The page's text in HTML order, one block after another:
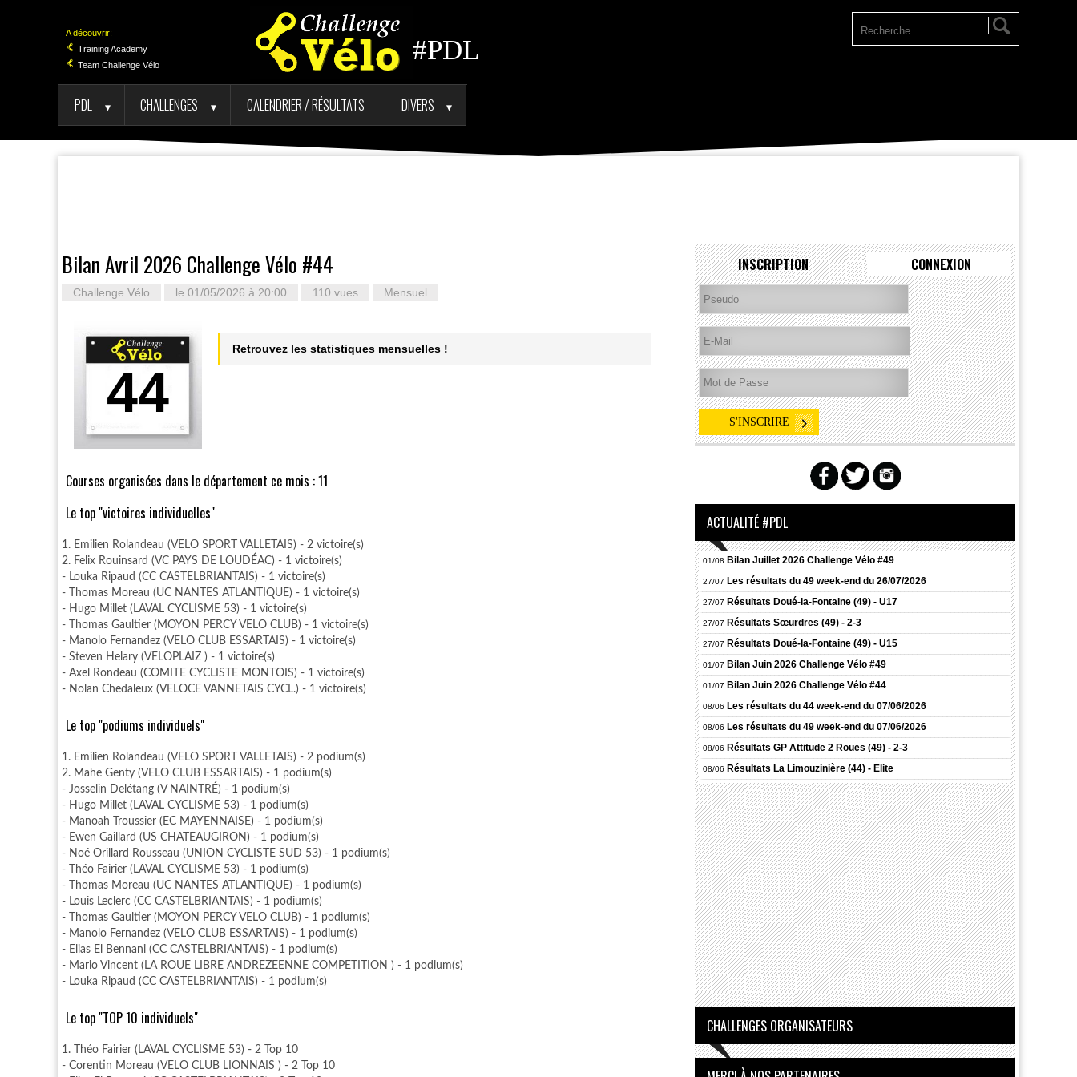
A découvrir:
Training Academy
Team Challenge Vélo
#PDL
PDL ► CHALLENGES ► CALENDRIER / RÉSULTATS DIVERS ►
Bilan Avril 2026 Challenge Vélo #44
Challenge Vélo le 01/05/2026 à 20:00 110 vues Mensuel
44
Retrouvez les statistiques mensuelles !
Courses organisées dans le département ce mois : 11
Le top "victoires individuelles"
1. Emilien Rolandeau (VELO SPORT VALLETAIS) - 2 victoire(s)
2. Felix Rouinsard (VC PAYS DE LOUDÉAC) - 1 victoire(s)
- Louka Ripaud (CC CASTELBRIANTAIS) - 1 victoire(s)
- Thomas Moreau (UC NANTES ATLANTIQUE) - 1 victoire(s)
- Hugo Millet (LAVAL CYCLISME 53) - 1 victoire(s)
- Thomas Gaultier (MOYON PERCY VELO CLUB) - 1 victoire(s)
- Manolo Fernandez (VELO CLUB ESSARTAIS) - 1 victoire(s)
- Steven Helary (VELOPLAIZ ) - 1 victoire(s)
- Axel Rondeau (COMITE CYCLISTE MONTOIS) - 1 victoire(s)
- Nolan Chedaleux (VELOCE VANNETAIS CYCL.) - 1 victoire(s)
Le top "podiums individuels"
1. Emilien Rolandeau (VELO SPORT VALLETAIS) - 2 podium(s)
2. Mahe Genty (VELO CLUB ESSARTAIS) - 1 podium(s)
- Josselin Delétang (V NAINTRÉ) - 1 podium(s)
- Hugo Millet (LAVAL CYCLISME 53) - 1 podium(s)
- Manoah Troussier (EC MAYENNAISE) - 1 podium(s)
- Ewen Gaillard (US CHATEAUGIRON) - 1 podium(s)
- Noé Orillard Rousseau (UNION CYCLISTE SUD 53) - 1 podium(s)
- Théo Fairier (LAVAL CYCLISME 53) - 1 podium(s)
- Thomas Moreau (UC NANTES ATLANTIQUE) - 1 podium(s)
- Louis Leclerc (CC CASTELBRIANTAIS) - 1 podium(s)
- Thomas Gaultier (MOYON PERCY VELO CLUB) - 1 podium(s)
- Manolo Fernandez (VELO CLUB ESSARTAIS) - 1 podium(s)
- Elias El Bennani (CC CASTELBRIANTAIS) - 1 podium(s)
- Mario Vincent (LA ROUE LIBRE ANDREZEENNE COMPETITION ) - 1 podium(s)
- Louka Ripaud (CC CASTELBRIANTAIS) - 1 podium(s)
Le top "TOP 10 individuels"
1. Théo Fairier (LAVAL CYCLISME 53) - 2 Top 10
- Corentin Moreau (VELO CLUB LIONNAIS ) - 2 Top 10
INSCRIPTION CONNEXION
ACTUALITÉ #PDL
01/08 Bilan Juillet 2026 Challenge Vélo #49
27/07 Les résultats du 49 week-end du 26/07/2026
27/07 Résultats Doué-la-Fontaine (49) - U17
27/07 Résultats Sœurdres (49) - 2-3
27/07 Résultats Doué-la-Fontaine (49) - U15
01/07 Bilan Juin 2026 Challenge Vélo #49
01/07 Bilan Juin 2026 Challenge Vélo #44
08/06 Les résultats du 44 week-end du 07/06/2026
08/06 Les résultats du 49 week-end du 07/06/2026
08/06 Résultats GP Attitude 2 Roues (49) - 2-3
08/06 Résultats La Limouzinière (44) - Elite
08/06 RésultatsChâteaubriant (44) - 1-2-3
CHALLENGES ORGANISATEURS